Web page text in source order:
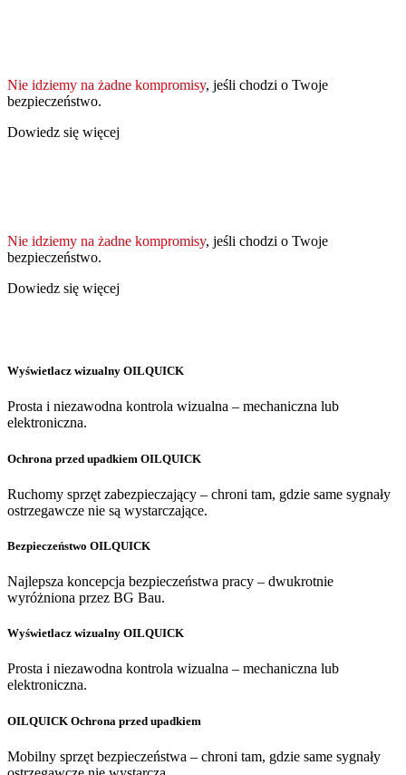
Nie idziemy na żadne kompromisy, jeśli chodzi o Twoje
bezpieczeństwo.
Dowiedz się więcej
Nie idziemy na żadne kompromisy, jeśli chodzi o Twoje
bezpieczeństwo.
Dowiedz się więcej
Wyświetlacz wizualny OILQUICK
Prosta i niezawodna kontrola wizualna – mechaniczna lub
elektroniczna.
Ochrona przed upadkiem OILQUICK
Ruchomy sprzęt zabezpieczający – chroni tam, gdzie same sygnały
ostrzegawcze nie są wystarczające.
Bezpieczeństwo OILQUICK
Najlepsza koncepcja bezpieczeństwa pracy – dwukrotnie
wyróżniona przez BG Bau.
Wyświetlacz wizualny OILQUICK
Prosta i niezawodna kontrola wizualna – mechaniczna lub
elektroniczna.
OILQUICK Ochrona przed upadkiem
Mobilny sprzęt bezpieczeństwa – chroni tam, gdzie same sygnały